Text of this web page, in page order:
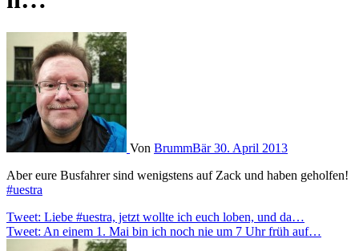
Von BrummBär30. April 2013
Aber eure Busfahrer sind wenigstens auf Zack und haben geholfen!
#uestra
Beitragsnavigation
Tweet: Liebe #uestra, jetzt wollte ich euch loben, und da…
Tweet: An einem 1. Mai bin ich noch nie um 7 Uhr früh auf…